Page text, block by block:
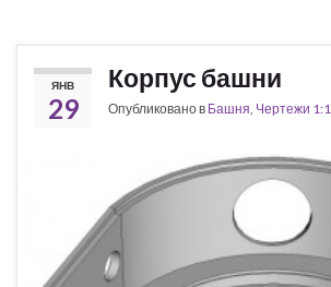
ЯНВ
29
Корпус башни
Опубликовано в Башня Чертежи